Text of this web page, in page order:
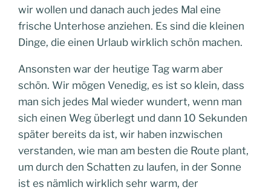
wir wollen und danach auch jedes Mal eine
frische Unterhose anziehen. Es sind die kleinen
Dinge, die einen Urlaub wirklich schön machen.
Ansonsten war der heutige Tag warm aber
schön. Wir mögen Venedig, es ist so klein, dass
man sich jedes Mal wieder wundert, wenn man
sich einen Weg überlegt und dann 10 Sekunden
später bereits da ist, wir haben inzwischen
verstanden, wie man am besten die Route plant,
um durch den Schatten zu laufen, in der Sonne
ist es nämlich wirklich sehr warm, der